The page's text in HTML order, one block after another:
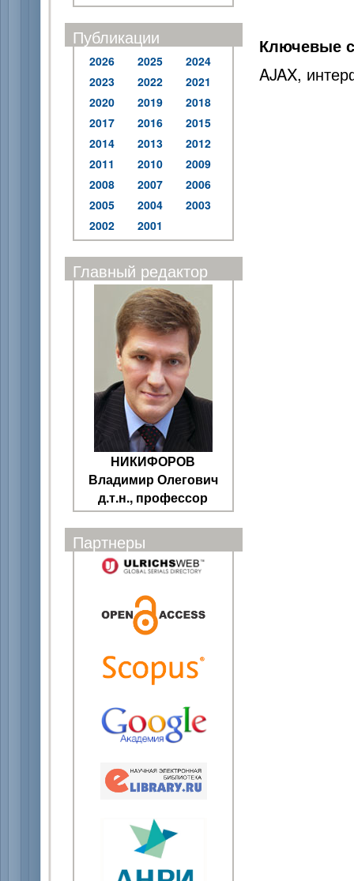
Публикации
2026 2025
2024
2023
2022
2021
2020
2019
2018
2017
2016
2015
2014
2013
2012
2011
2010
2009
2008
2007
2006
2005
2004
2003
2002
2001
Главный редактор
НИКИФОРОВ
Владимир Олегович
д.т.н., профессор
Партнеры
Ключевые
AJAX,